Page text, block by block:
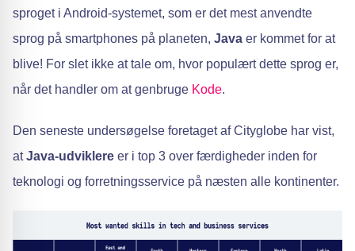
sproget i Android-systemet, som er det mest anvendte
sprog på smartphones på planeten, Java er kommet for at
blive! For slet ikke at tale om, hvor populært dette sprog er,
når det handler om at genbruge Kode.
Den seneste undersøgelse foretaget af Cityglobe har vist,
atJava-udviklere er i top 3 over færdigheder inden for
teknologi og forretningsservice på næsten alle kontinenter.